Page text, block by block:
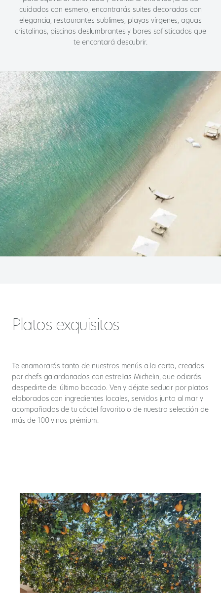
cuidados con esmero, encontrarás suites decoradas con
elegancia, restaurantes sublimes, playas vírgenes, aguas
cristalinas, piscinas deslumbrantes y bares sofisticados que
te encantará descubrir.
Platos exquisitos
Te enamorarás tanto de nuestros menús a la carta, creados
por chefs galardonados con estrellas Michelin, que odiarás
despedirte del último bocado. Ven y déjate seducir por platos
elaborados con ingredientes locales, servidos junto al mar y
acompañados de tu cóctel favorito o de nuestra selección de
más de 100 vinos prémium.